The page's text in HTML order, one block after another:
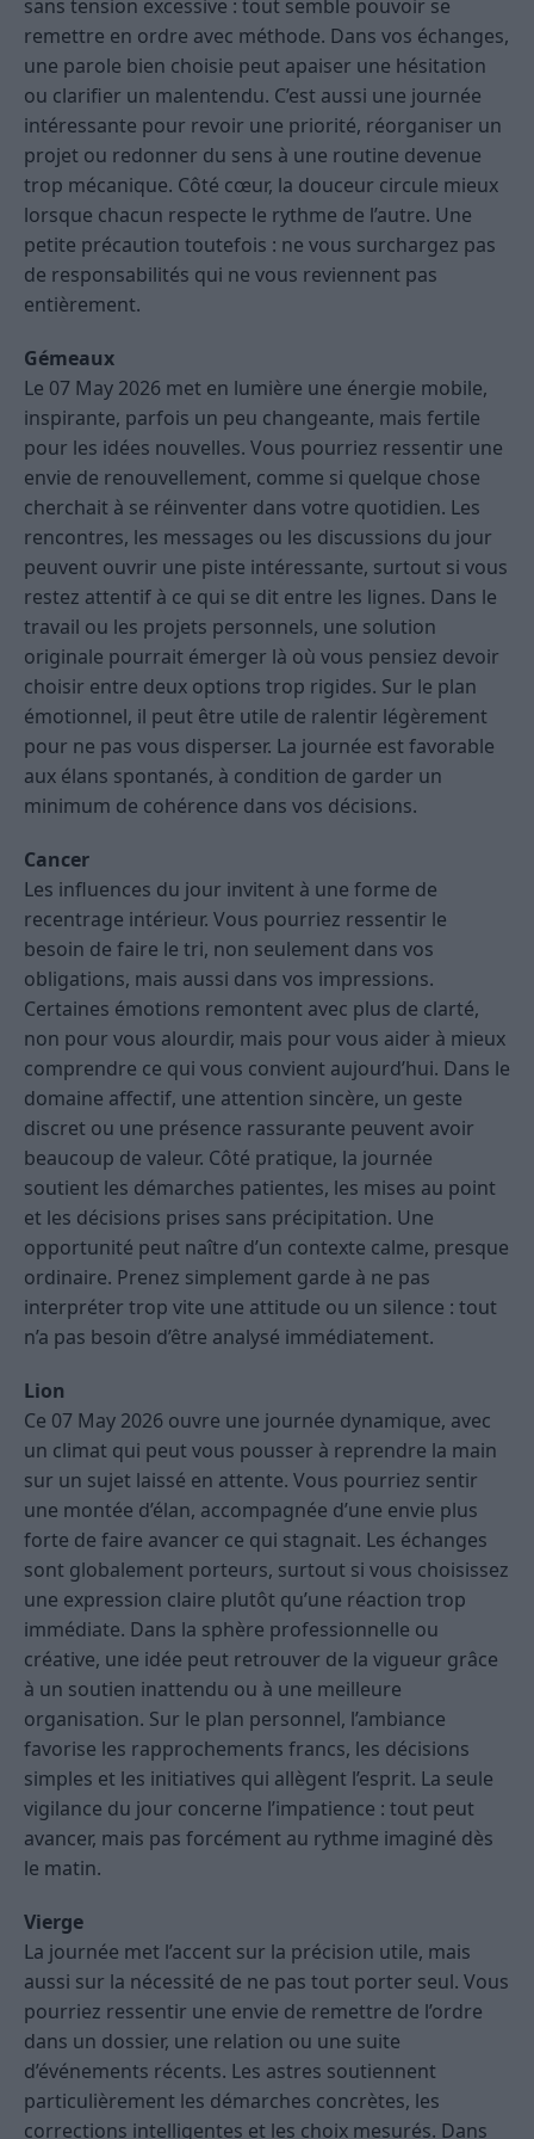
sans tension excessive : tout semble pouvoir se
remettre en ordre avec méthode. Dans vos échanges,
une parole bien choisie peut apaiser une hésitation
ou clarifier un malentendu. C’est aussi une journée
intéressante pour revoir une priorité, réorganiser un
projet ou redonner du sens à une routine devenue
trop mécanique. Côté cœur, la douceur circule mieux
lorsque chacun respecte le rythme de l’autre. Une
petite précaution toutefois : ne vous surchargez pas
de responsabilités qui ne vous reviennent pas
entièrement.
Gémeaux
Le 07 May 2026 met en lumière une énergie mobile,
inspirante, parfois un peu changeante, mais fertile
pour les idées nouvelles. Vous pourriez ressentir une
envie de renouvellement, comme si quelque chose
cherchait à se réinventer dans votre quotidien. Les
rencontres, les messages ou les discussions du jour
peuvent ouvrir une piste intéressante, surtout si vous
restez attentif à ce qui se dit entre les lignes. Dans le
travail ou les projets personnels, une solution
originale pourrait émerger là où vous pensiez devoir
choisir entre deux options trop rigides. Sur le plan
émotionnel, il peut être utile de ralentir légèrement
pour ne pas vous disperser. La journée est favorable
aux élans spontanés, à condition de garder un
minimum de cohérence dans vos décisions.
Cancer
Les influences du jour invitent à une forme de
recentrage intérieur. Vous pourriez ressentir le
besoin de faire le tri, non seulement dans vos
obligations, mais aussi dans vos impressions.
Certaines émotions remontent avec plus de clarté,
non pour vous alourdir, mais pour vous aider à mieux
comprendre ce qui vous convient aujourd’hui. Dans le
domaine affectif, une attention sincère, un geste
discret ou une présence rassurante peuvent avoir
beaucoup de valeur. Côté pratique, la journée
soutient les démarches patientes, les mises au point
et les décisions prises sans précipitation. Une
opportunité peut naître d’un contexte calme, presque
ordinaire. Prenez simplement garde à ne pas
interpréter trop vite une attitude ou un silence : tout
n’a pas besoin d’être analysé immédiatement.
Lion
Ce 07 May 2026 ouvre une journée dynamique, avec
un climat qui peut vous pousser à reprendre la main
sur un sujet laissé en attente. Vous pourriez sentir
une montée d’élan, accompagnée d’une envie plus
forte de faire avancer ce qui stagnait. Les échanges
sont globalement porteurs, surtout si vous choisissez
une expression claire plutôt qu’une réaction trop
immédiate. Dans la sphère professionnelle ou
créative, une idée peut retrouver de la vigueur grâce
à un soutien inattendu ou à une meilleure
organisation. Sur le plan personnel, l’ambiance
favorise les rapprochements francs, les décisions
simples et les initiatives qui allègent l’esprit. La seule
vigilance du jour concerne l’impatience : tout peut
avancer, mais pas forcément au rythme imaginé dès
le matin.
Vierge
La journée met l’accent sur la précision utile, mais
aussi sur la nécessité de ne pas tout porter seul. Vous
pourriez ressentir une envie de remettre de l’ordre
dans un dossier, une relation ou une suite
d’événements récents. Les astres soutiennent
particulièrement les démarches concrètes, les
corrections intelligentes et les choix mesurés. Dans